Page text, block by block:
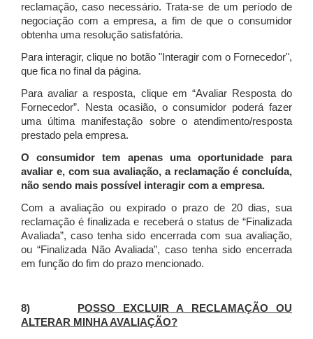
reclamação, caso necessário.Trata-se de um período de
negociação com a empresa, a fim de que o consumidor
obtenha uma resolução satisfatória.
Para interagir, clique no botão "Interagir com o Fornecedor",
que fica no final da página.
Para avaliar a resposta, clique em “Avaliar Resposta do
Fornecedor”. Nesta ocasião, o consumidor poderá fazer
uma última manifestação sobre o atendimento/resposta
prestado pela empresa.
O consumidor tem apenas uma oportunidade para
avaliar e, com sua avaliação, a reclamação é concluída,
não sendo mais possível interagir com a empresa.
Com a avaliação ou expirado o prazo de 20 dias, sua
reclamação é finalizada e receberá o status de “Finalizada
Avaliada”, caso tenha sido encerrada com sua avaliação,
ou “Finalizada Não Avaliada”, caso tenha sido encerrada
em função do fim do prazo mencionado.
8)
POSSO EXCLUIR A RECLAMAÇÃO OU
ALTERAR MINHA AVALIAÇÃO?